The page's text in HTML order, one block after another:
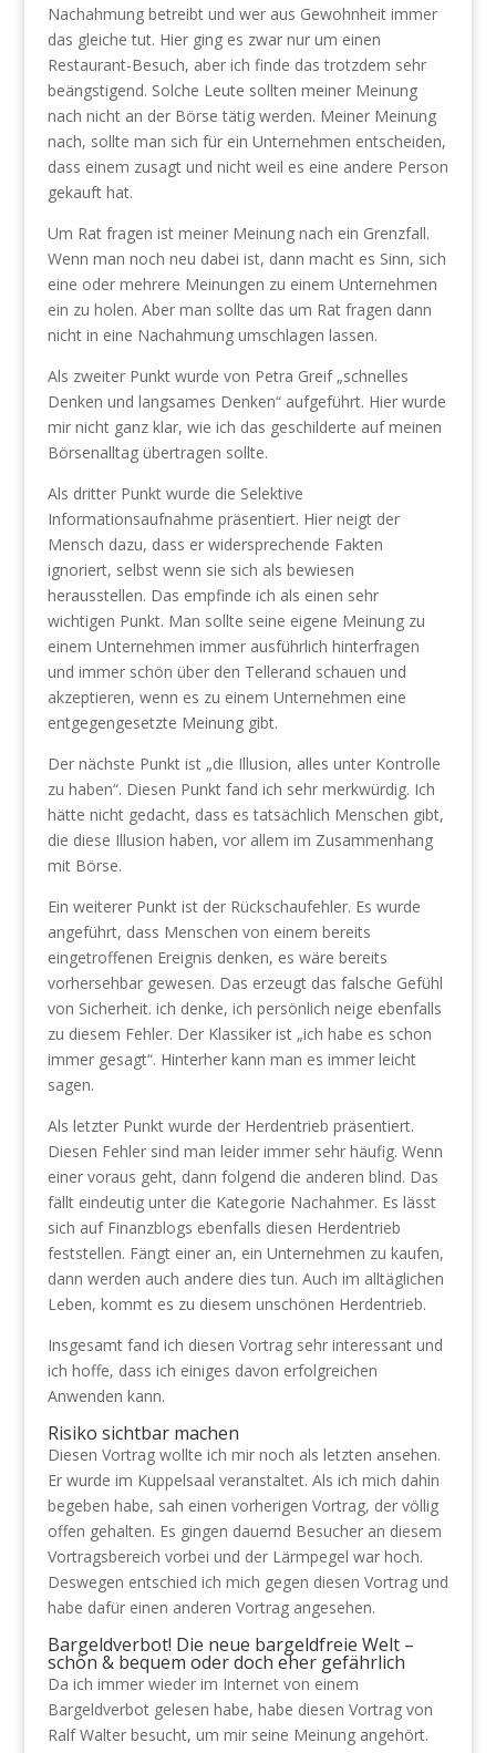
Nachahmung betreibt und wer aus Gewohnheit immer
das gleiche tut. Hier ging es zwar nur um einen
Restaurant-Besuch, aber ich finde das trotzdem sehr
beängstigend. Solche Leute sollten meiner Meinung
nach nicht an der Börse tätig werden. Meiner Meinung
nach, sollte man sich für ein Unternehmen entscheiden,
dass einem zusagt und nicht weil es eine andere Person
gekauft hat.
Um Rat fragen ist meiner Meinung nach ein Grenzfall.
Wenn man noch neu dabei ist, dann macht es Sinn, sich
eine oder mehrere Meinungen zu einem Unternehmen
ein zu holen. Aber man sollte das um Rat fragen dann
nicht in eine Nachahmung umschlagen lassen.
Als zweiter Punkt wurde von Petra Greif „schnelles
Denken und langsames Denken“ aufgeführt. Hier wurde
mir nicht ganz klar, wie ich das geschilderte auf meinen
Börsenalltag übertragen sollte.
Als dritter Punkt wurde die Selektive
Informationsaufnahme präsentiert. Hier neigt der
Mensch dazu, dass er widersprechende Fakten
ignoriert, selbst wenn sie sich als bewiesen
herausstellen. Das empfinde ich als einen sehr
wichtigen Punkt. Man sollte seine eigene Meinung zu
einem Unternehmen immer ausführlich hinterfragen
und immer schön über den Tellerand schauen und
akzeptieren, wenn es zu einem Unternehmen eine
entgegengesetzte Meinung gibt.
Der nächste Punkt ist „die Illusion, alles unter Kontrolle
zu haben“. Diesen Punkt fand ich sehr merkwürdig. Ich
hätte nicht gedacht, dass es tatsächlich Menschen gibt,
die diese Illusion haben, vor allem im Zusammenhang
mit Börse.
Ein weiterer Punkt ist der Rückschaufehler. Es wurde
angeführt, dass Menschen von einem bereits
eingetroffenen Ereignis denken, es wäre bereits
vorhersehbar gewesen. Das erzeugt das falsche Gefühl
von Sicherheit. ich denke, ich persönlich neige ebenfalls
zu diesem Fehler. Der Klassiker ist „ich habe es schon
immer gesagt“. Hinterher kann man es immer leicht
sagen.
Als letzter Punkt wurde der Herdentrieb präsentiert.
Diesen Fehler sind man leider immer sehr häufig. Wenn
einer voraus geht, dann folgend die anderen blind. Das
fällt eindeutig unter die Kategorie Nachahmer. Es lässt
sich auf Finanzblogs ebenfalls diesen Herdentrieb
feststellen. Fängt einer an, ein Unternehmen zu kaufen,
dann werden auch andere dies tun. Auch im alltäglichen
Leben, kommt es zu diesem unschönen Herdentrieb.
Insgesamt fand ich diesen Vortrag sehr interessant und
ich hoffe, dass ich einiges davon erfolgreichen
Anwenden kann.
Risiko sichtbar machen
Diesen Vortrag wollte ich mir noch als letzten ansehen.
Er wurde im Kuppelsaal veranstaltet. Als ich mich dahin
begeben habe, sah einen vorherigen Vortrag, der völlig
offen gehalten. Es gingen dauernd Besucher an diesem
Vortragsbereich vorbei und der Lärmpegel war hoch.
Deswegen entschied ich mich gegen diesen Vortrag und
habe dafür einen anderen Vortrag angesehen.
Bargeldverbot! Die neue bargeldfreie Welt –
schön & bequem oder doch eher gefährlich
Da ich immer wieder im Internet von einem
Bargeldverbot gelesen habe, habe diesen Vortrag von
Ralf Walter besucht, um mir seine Meinung angehört.